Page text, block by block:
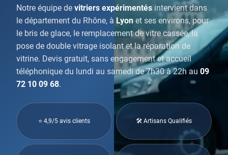
Notre équipe de vitriers expérimentés intervient dans
le département du Rhône, à Lyon et ses environs, pour
le bris de glace, le remplacement de vitre cassée, la
pose de double vitrage isolant et la réparation de
vitrine. Devis gratuit, sans engagement et accueil
téléphonique du lundi au samedi de 7h30 à 22h au 09
72 10 09 68.
⭐ 4,9/5 avis clients 🛠 Artisans Qualifiés